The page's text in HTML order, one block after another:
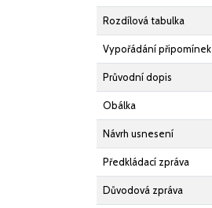
Rozdílová tabulka
Vypořádání připomínek
Průvodní dopis
Obálka
Návrh usnesení
Předkládací zpráva
Důvodová zpráva